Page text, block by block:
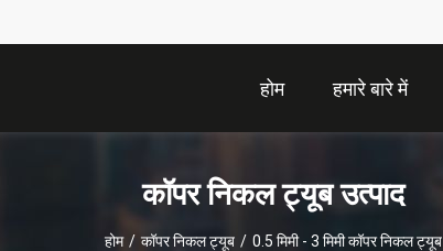
होम हमारे बारे में
कॉपर निकल ट्यूब उत्पाद
होम / कॉपर निकल ट्यूब / 0.5 मिमी - 3 मिमी कॉपर निकल ट्यूब